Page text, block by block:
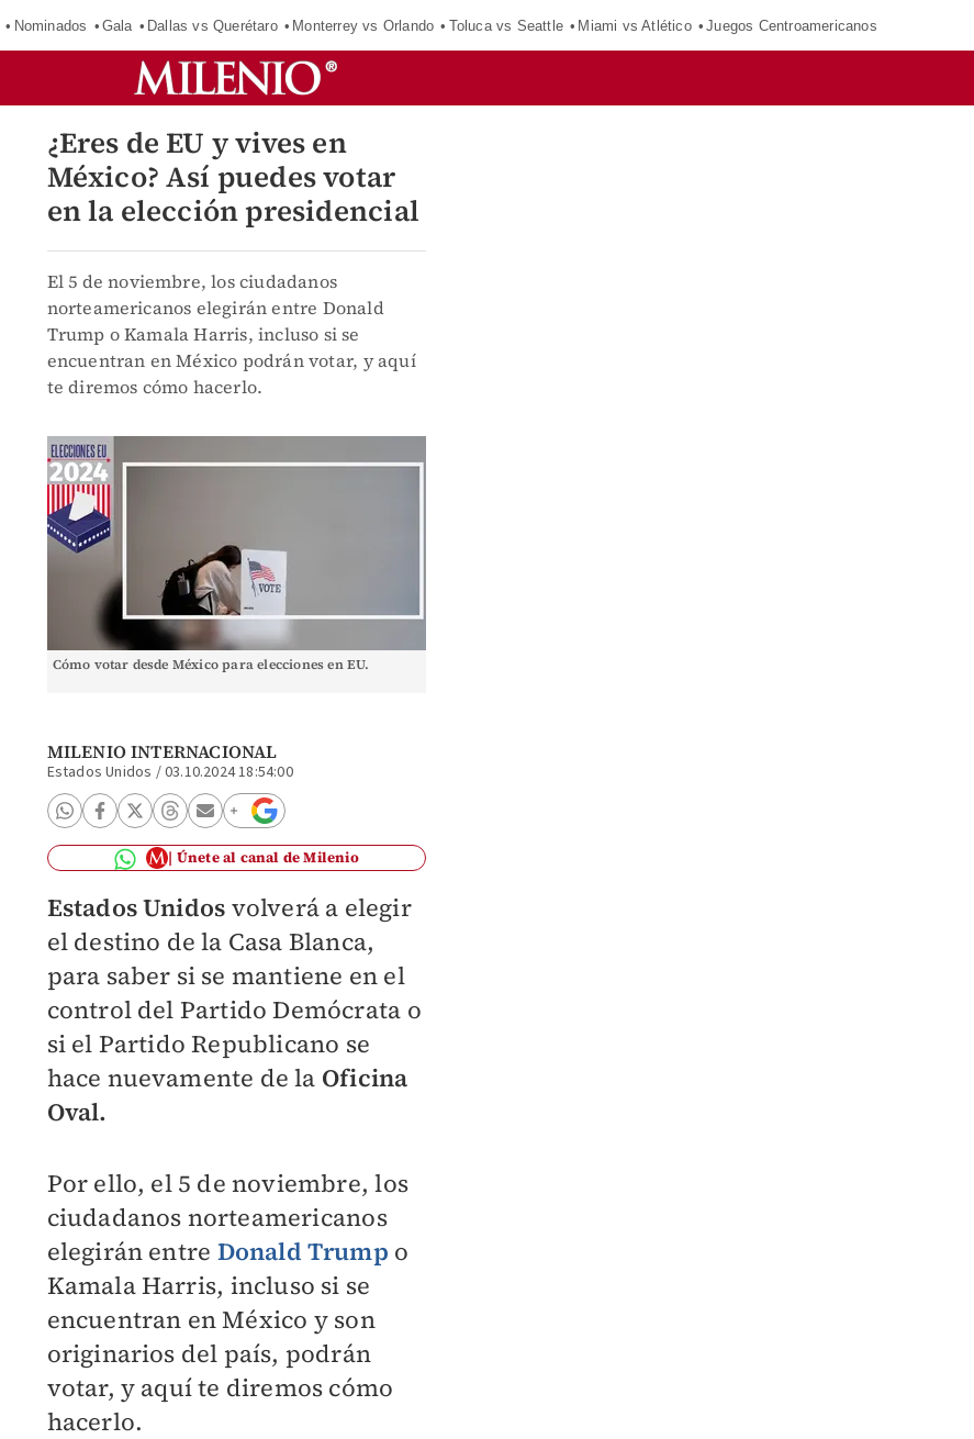
Nominados Gala Dallas vs Querétaro Monterrey vs Orlando Toluca vs Seattle Miami vs Atlético Juegos Centroamericanos
¿Eres de EU y vives en
México? Así puedes votar
en la elección presidencial
El 5 de noviembre, los ciudadanos
norteamericanos elegirán entre Donald
Trump o Kamala Harris, incluso si se
encuentran en México podrán votar, y aquí
te diremos cómo hacerlo.
Cómo votar desde México para elecciones en EU.
MILENIO INTERNACIONAL
Estados Unidos /03.10.2024 18:54:00
Únete al canal de Milenio
Estados Unidos volverá a elegir
el destino de la Casa Blanca,
para saber si se mantiene en el
control del Partido Demócrata o
si el Partido Republicano se
hace nuevamente de la Oficina
Oval.
Por ello, el 5 de noviembre, los
ciudadanos norteamericanos
elegirán entre Donald Trump o
Kamala Harris, incluso si se
encuentran en México y son
originarios del país, podrán
votar, y aquí te diremos cómo
hacerlo.